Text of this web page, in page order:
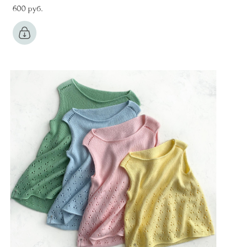
600 pуб.